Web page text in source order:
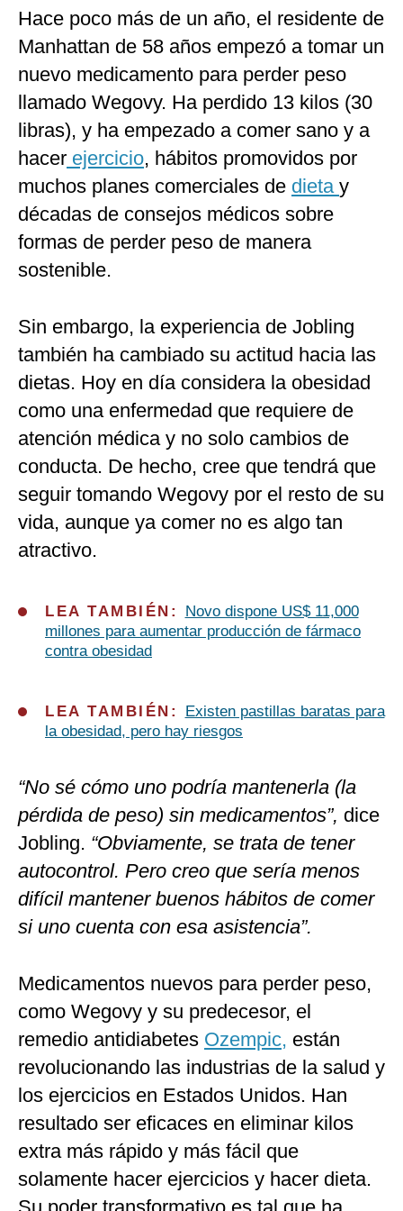
Hace poco más de un año, el residente de
Manhattan de 58 años empezó a tomar un
nuevo medicamento para perder peso
llamado Wegovy. Ha perdido 13 kilos (30
libras), y ha empezado a comer sano y a
hacer ejercicio, hábitos promovidos por
muchos planes comerciales de dieta y
décadas de consejos médicos sobre
formas de perder peso de manera
sostenible.
Sin embargo, la experiencia de Jobling
también ha cambiado su actitud hacia las
dietas. Hoy en día considera la obesidad
como una enfermedad que requiere de
atención médica y no solo cambios de
conducta. De hecho, cree que tendrá que
seguir tomando Wegovy por el resto de su
vida, aunque ya comer no es algo tan
atractivo.
LEA TAMBIÉN:
Novo dispone US$ 11,000
millones para aumentar producción de fármaco
contra obesidad
LEA TAMBIÉN:
Existen pastillas baratas para
la obesidad, pero hay riesgos
“No sé cómo uno podría mantenerla (la
pérdida de peso) sin medicamentos”, dice
Jobling. “Obviamente, se trata de tener
autocontrol. Pero creo que sería menos
difícil mantener buenos hábitos de comer
si uno cuenta con esa asistencia”.
Medicamentos nuevos para perder peso,
como Wegovy y su predecesor, el
remedio antidiabetes Ozempic, están
revolucionando las industrias de la salud y
los ejercicios en Estados Unidos. Han
resultado ser eficaces en eliminar kilos
extra más rápido y más fácil que
solamente hacer ejercicios y hacer dieta.